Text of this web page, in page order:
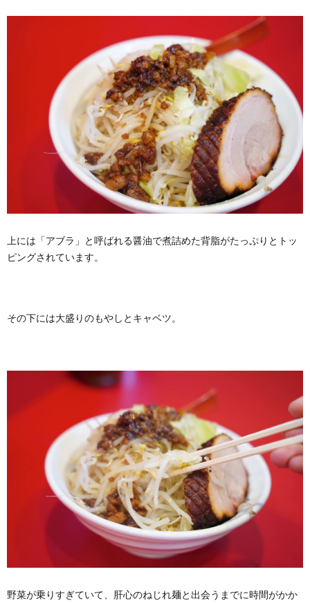
上には「アブラ」と呼ばれる醤油で煮詰めた背脂がたっぷりとトッ
ピングされています。
その下には大盛りのもやしとキャベツ。
野菜が乗りすぎていて、肝心のねじれ麺と出会うまでに時間がかか